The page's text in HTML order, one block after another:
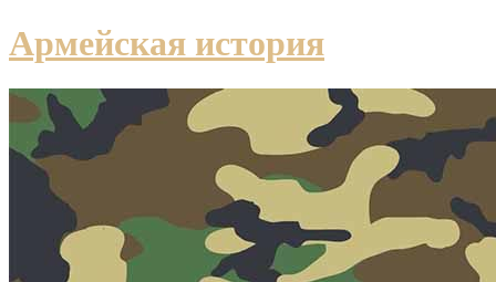
Армейская история